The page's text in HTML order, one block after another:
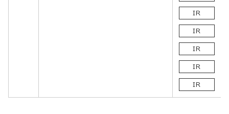
IR
IR
IR
IR
IR